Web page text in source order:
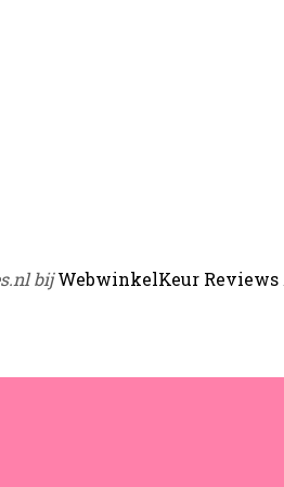
bijWebwinkelKeur Reviews